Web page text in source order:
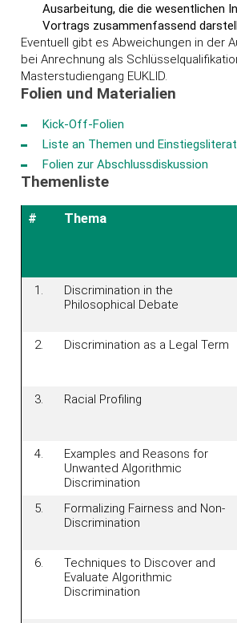
Ausarbeitung, die die wesentlichen
Vortrags zusammenfassend
Eventuell gibt es Abweichungen in der
bei Anrechnung als
Masterstudiengang EUKLID.
Folien und Materialien
Kick-Off-Folien
Liste an Themen und
Folien zur Abschlussdiskussion
Themenliste
# Thema
1.
Discrimination in the
Philosophical Debate
2. Discrimination as a Legal Term
3. Racial Profiling
4.
Examples and Reasons for
Unwanted Algorithmic
Discrimination
5.
Formalizing Fairness and Non-
Discrimination
6.
Techniques to Discover and
Evaluate Algorithmic
Discrimination